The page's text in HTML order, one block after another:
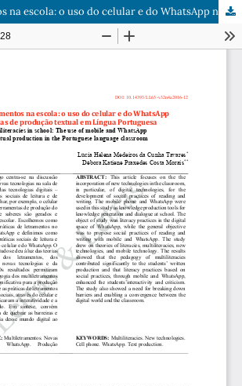
Multiletramentos na escola: o uso do celular e do WhatsApp nas aulas de produção textual em Língua Portuguesa